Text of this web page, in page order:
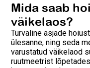
Mida saab
väikelaos?
Turvaline asjade
ülesanne, ning seda
varustatud väikelaod
ruutmeetrist